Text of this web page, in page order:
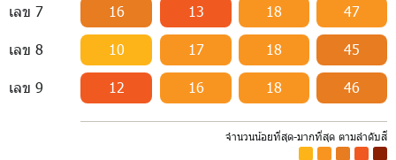
เลข 7 16 13 18 47
เลข 8 10 17 18 45
เลข 9 12 16 18 46
จำนวนน้อยที่สุด-มากที่สุด ตามลำดับสี